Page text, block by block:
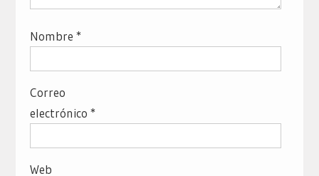
Nombre *
Correo
electrónico *
Web